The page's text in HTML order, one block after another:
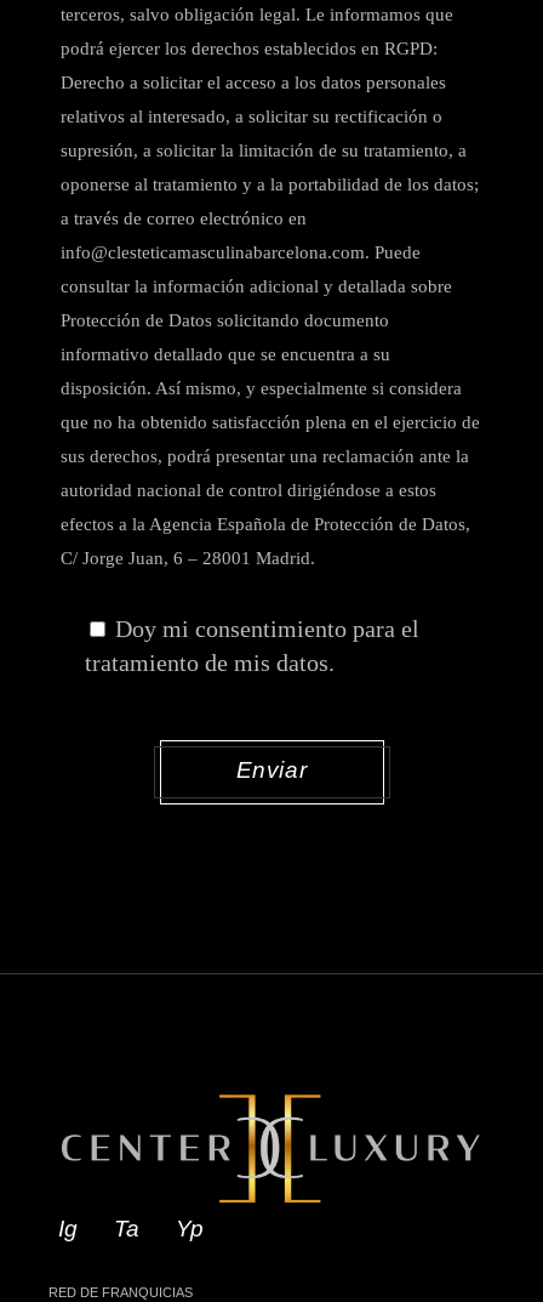
terceros, salvo obligación legal. Le informamos que
podrá ejercer los derechos establecidos en RGPD:
Derecho a solicitar el acceso a los datos personales
relativos al interesado, a solicitar su rectificación o
supresión, a solicitar la limitación de su tratamiento, a
oponerse al tratamiento y a la portabilidad de los datos;
a través de correo electrónico en
info@clesteticamasculinabarcelona.com. Puede
consultar la información adicional y detallada sobre
Protección de Datos solicitando documento
informativo detallado que se encuentra a su
disposición. Así mismo, y especialmente si considera
que no ha obtenido satisfacción plena en el ejercicio de
sus derechos, podrá presentar una reclamación ante la
autoridad nacional de control dirigiéndose a estos
efectos a la Agencia Española de Protección de Datos,
C/ Jorge Juan, 6 – 28001 Madrid.
Doy mi consentimiento para el
tratamiento de mis datos.
Enviar
Ig Ta Yp
RED DE FRANQUICIAS